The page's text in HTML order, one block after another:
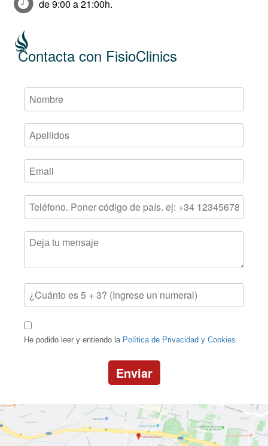
de 9:00 a 21:00h.
Contacta con FisioClinics
He podido leer y entiendo la Política de Privacidad y Cookies
Enviar